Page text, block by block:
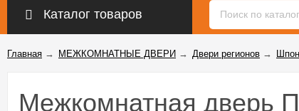
Каталог товаров
Главная → МЕЖКОМНАТНЫЕ ДВЕРИ → Двери регионов → Шпон
Межкомнатная дверь